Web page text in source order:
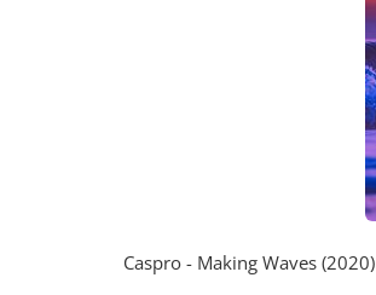
Caspro - Making Waves (2020)